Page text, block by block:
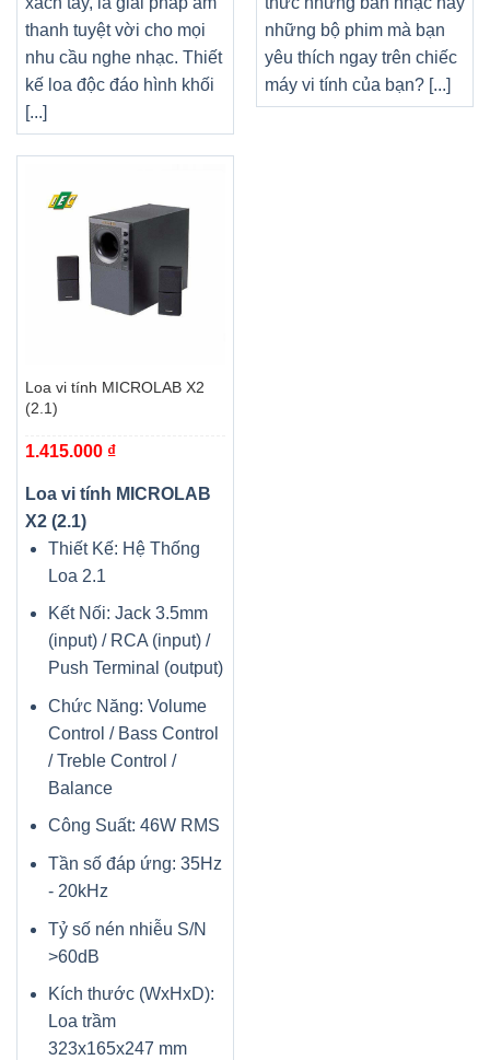
thanh tuyệt vời cho mọi
nhu cầu nghe nhạc. Thiết
kế loa độc đáo hình khối
[...]
những bộ phim mà bạn
yêu thích ngay trên chiếc
máy vi tính của bạn? [...]
Loa vi tính MICROLAB X2
(2.1)
1.415.000 ₫
Loa vi tính MICROLAB
X2 (2.1)
Thiết Kế: Hệ Thống
Loa 2.1
Kết Nối: Jack 3.5mm
(input) / RCA (input) /
Push Terminal (output)
Chức Năng: Volume
Control / Bass Control
/ Treble Control /
Balance
Công Suất: 46W RMS
Tần số đáp ứng: 35Hz
- 20kHz
Tỷ số nén nhiễu S/N
>60dB
Kích thước (WxHxD):
Loa trầm
323x165x247 mm